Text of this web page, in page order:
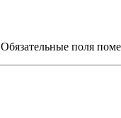
Обязательные поля